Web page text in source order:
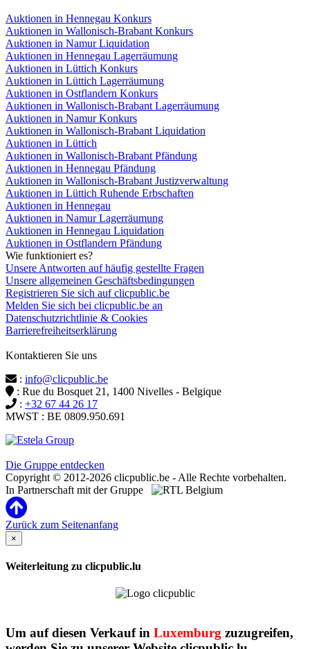
Auktionen in Hennegau Konkurs
Auktionen in Wallonisch-Brabant Konkurs
Auktionen in Namur Liquidation
Auktionen in Hennegau Lagerräumung
Auktionen in Lüttich Konkurs
Auktionen in Lüttich Lagerräumung
Auktionen in Ostflandern Konkurs
Auktionen in Wallonisch-Brabant Lagerräumung
Auktionen in Namur Konkurs
Auktionen in Wallonisch-Brabant Liquidation
Auktionen in Lüttich
Auktionen in Wallonisch-Brabant Pfändung
Auktionen in Hennegau Pfändung
Auktionen in Wallonisch-Brabant Justizverwaltung
Auktionen in Lüttich Ruhende Erbschaften
Auktionen in Hennegau
Auktionen in Namur Lagerräumung
Auktionen in Hennegau Liquidation
Auktionen in Ostflandern Pfändung
Wie funktioniert es?
Unsere Antworten auf häufig gestellte Fragen
Unsere allgemeinen Geschäftsbedingungen
Registrieren Sie sich auf clicpublic.be
Melden Sie sich bei clicpublic.be an
Datenschutzrichtlinie & Cookies
Barrierefreiheitserklärung
Kontaktieren Sie uns
: info@clicpublic.be
: Rue du Bosquet 21, 1400 Nivelles - Belgique
: +32 67 44 26 17
MWST : BE 0809.950.691
Die Gruppe entdecken
Copyright © 2012-2026 clicpublic.be - Alle Rechte vorbehalten.
In Partnerschaft mit der Gruppe
Zurück zum Seitenanfang
×
Weiterleitung zu clicpublic.lu
Um auf diesen Verkauf in Luxemburg zuzugreifen,